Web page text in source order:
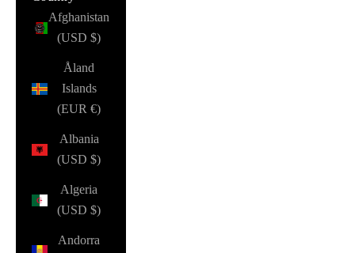
Afghanistan
(USD $)
Åland
Islands
(EUR €)
Albania
(USD $)
Algeria
(USD $)
Andorra